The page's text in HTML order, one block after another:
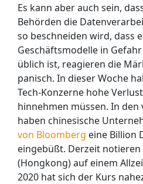
Es kann aber auch sein,
Behörden die
so beschneiden wird, dass
Geschäftsmodelle in
üblich ist, reagieren die
panisch. In dieser Woche
Tech-Konzerne hohe
hinnehmen müssen. In den
haben chinesische
von Bloomberg eine Billion
eingebüßt. Derzeit notieren
(Hongkong) auf einem
2020 hat sich der Kurs